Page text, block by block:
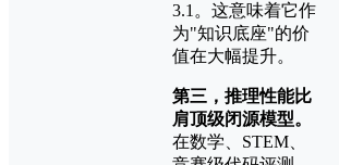
3.1。这意味着它作
为"知识底座"的价
值在大幅提升。
第三，推理性能比
肩顶级闭源模型。
在数学、STEM、